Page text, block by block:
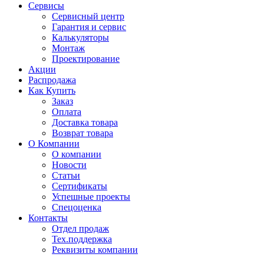
Сервисы
Сервисный центр
Гарантия и сервис
Калькуляторы
Монтаж
Проектирование
Акции
Распродажа
Как Купить
Заказ
Оплата
Доставка товара
Возврат товара
О Компании
О компании
Новости
Статьи
Сертификаты
Успешные проекты
Спецоценка
Контакты
Отдел продаж
Тех.поддержка
Реквизиты компании